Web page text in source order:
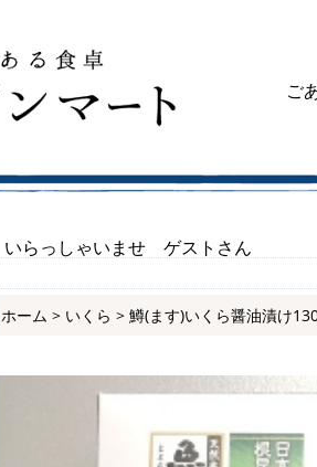
ご
いらっしゃいませ ゲストさん
ホーム > いくら > 鱒(ます)いくら醤油漬け